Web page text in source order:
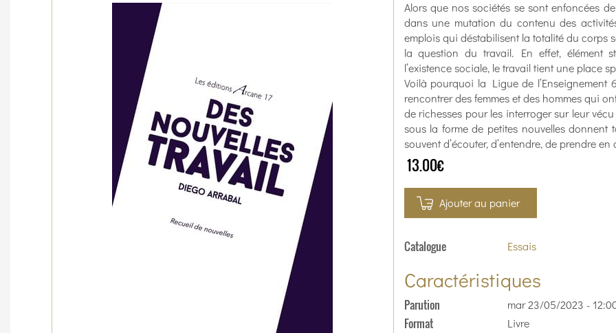
Alors que nos sociétés se sont enfoncées
dans une mutation du contenu des
emplois qui déstabilisent la totalité du corps
la question du travail. En effet, élément
l’existence sociale, le travail tient une place
Voilà pourquoi la Ligue de
rencontrer des femmes et des hommes qui
de richesses pour les interroger sur leur
sous la forme de petites nouvelles
souvent d’écouter, d’entendre, de prendre en
13.00€
Ajouter au panier
Catalogue Essais
Caractéristiques
Parution mar 23/05/2023 -
Format Livre